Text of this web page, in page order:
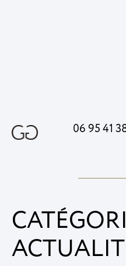
06 95 41